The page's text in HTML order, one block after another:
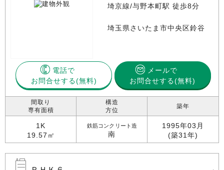
埼京線/与野本町駅 徒歩8分
埼玉県さいたま市中央区鈴谷
電話で
お問合せする
メールで
お問合せする(無料)
間取り
専有面積
1K
19.57㎡
構造
方位
鉄筋コンクリート造
南
築年
1995年03月
(築31年)